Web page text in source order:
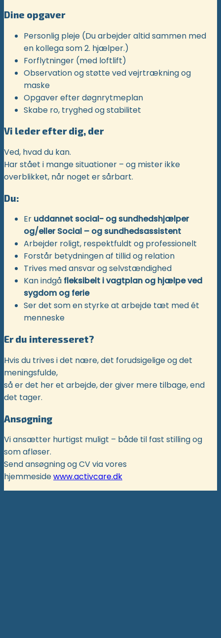
Dine opgaver
Personlig pleje (Du arbejder altid sammen med
en kollega som 2. hjælper.)
Forflytninger (med loftlift)
Observation og støtte ved vejrtrækning og
maske
Opgaver efter døgnrytmeplan
Skabe ro, tryghed og stabilitet
Vi leder efter dig, der
Ved, hvad du kan.
Har stået i mange situationer – og mister ikke
overblikket, når noget er sårbart.
Du:
Er uddannet social- og sundhedshjælper
og/eller Social – og sundhedsassistent
Arbejder roligt, respektfuldt og professionelt
Forstår betydningen af tillid og relation
Trives med ansvar og selvstændighed
Kan indgå fleksibelt i vagtplan og hjælpe ved
sygdom og ferie
Ser det som en styrke at arbejde tæt med ét
menneske
Er du interesseret?
Hvis du trives i det nære, det forudsigelige og det
meningsfulde,
så er det her et arbejde, der giver mere tilbage, end
det tager.
Ansøgning
Vi ansætter hurtigst muligt – både til fast stilling og
som afløser.
Send ansøgning og CV via vores
hjemmesidewww.activcare.dk